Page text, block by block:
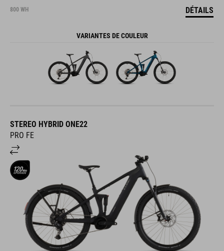
800 WH DÉTAILS
VARIANTES DE COULEUR
STEREO HYBRID ONE22
PRO FE